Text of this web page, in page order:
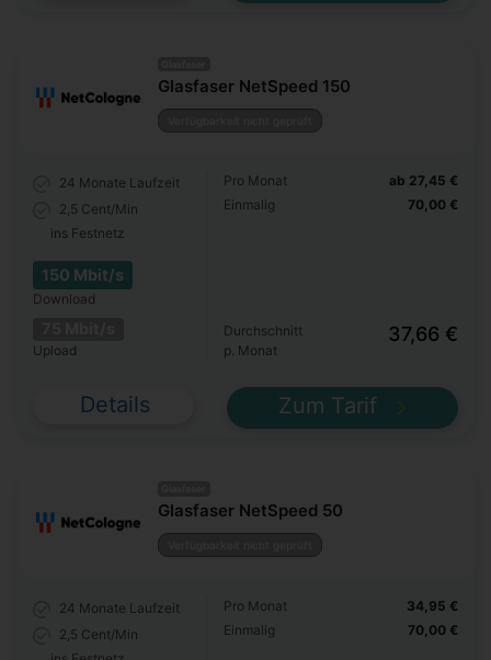
Glasfaser NetSpeed 150
24 Monate Laufzeit
2,5 Cent/Min
ins Festnetz
150 Mbit/s
Download
Upload
Pro Monat
Einmalig
ab 27,45 €
70,00 €
Durchschnitt
p. Monat
37,66 €
Details Zum Tarif
Glasfaser NetSpeed 50
24 Monate Laufzeit
2,5 Cent/Min
Pro Monat
Einmalig
34,95 €
70,00 €